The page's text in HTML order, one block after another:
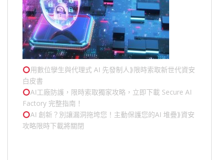
用數位孿生與代理式 AI 先發制人⟫限時索取新世代資安
白皮書
AI工廠防護，限時索取獨家攻略，立即下載 Secure AI
Factory 完整指南！
AI 創新？別讓漏洞拖垮您！主動保護您的AI 堆疊⟫資安
攻略限時下載將關閉